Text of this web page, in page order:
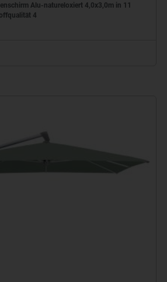
Alu-natureloxiert 4,0x3,0m in 11
4